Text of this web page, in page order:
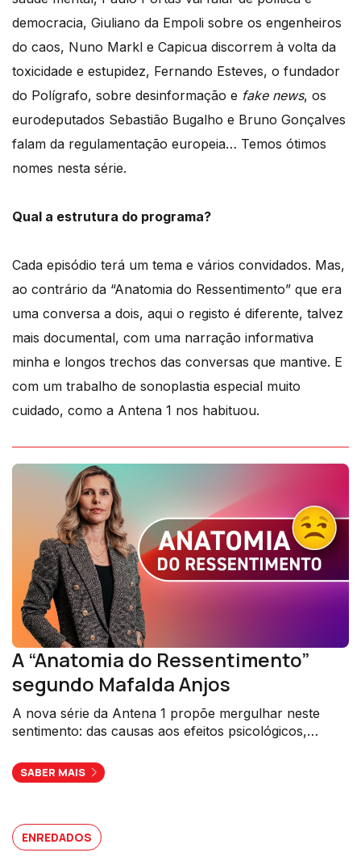
democracia, Giuliano da Empoli sobre os engenheiros
do caos, Nuno Markl e Capicua discorrem à volta da
toxicidade e estupidez, Fernando Esteves, o fundador
do Polígrafo, sobre desinformação e fake news, os
eurodeputados Sebastião Bugalho e Bruno Gonçalves
falam da regulamentação europeia… Temos ótimos
nomes nesta série.
Qual a estrutura do programa?
Cada episódio terá um tema e vários convidados. Mas,
ao contrário da “Anatomia do Ressentimento” que era
uma conversa a dois, aqui o registo é diferente, talvez
mais documental, com uma narração informativa
minha e longos trechos das conversas que mantive. E
com um trabalho de sonoplastia especial muito
cuidado, como a Antena 1 nos habituou.
A “Anatomia do Ressentimento”
segundo Mafalda Anjos
A nova série da Antena 1 propõe mergulhar neste
sentimento: das causas aos efeitos psicológicos,
SABER MAIS
ENREDADOS